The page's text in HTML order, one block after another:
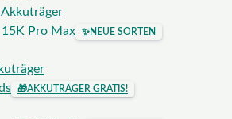
15K Pro Max
✨NEUE SORTEN
🎁AKKUTRÄGER GRATIS!